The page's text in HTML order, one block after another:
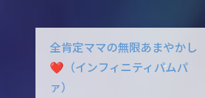
全肯定ママの無限あまやかし
❤（インフィニティパムパ
ァ）